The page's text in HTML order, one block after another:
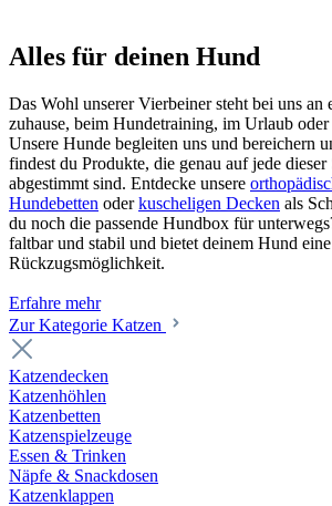
Alles für deinen Hund
Das Wohl unserer Vierbeiner steht bei uns an
zuhause, beim Hundetraining, im Urlaub
Unsere Hunde begleiten uns und bereichern
findest du Produkte, die genau auf jede dieser
abgestimmt sind. Entdecke unsere
Hundebetten oderkuscheligen Decken als
du noch die passende Hundbox für
faltbar und stabil und bietet deinem Hund
Rückzugsmöglichkeit.
Erfahre mehr
Zur Kategorie Katzen
Katzendecken
Katzenhöhlen
Katzenbetten
Katzenspielzeuge
Essen & Trinken
Näpfe & Snackdosen
Katzenklappen